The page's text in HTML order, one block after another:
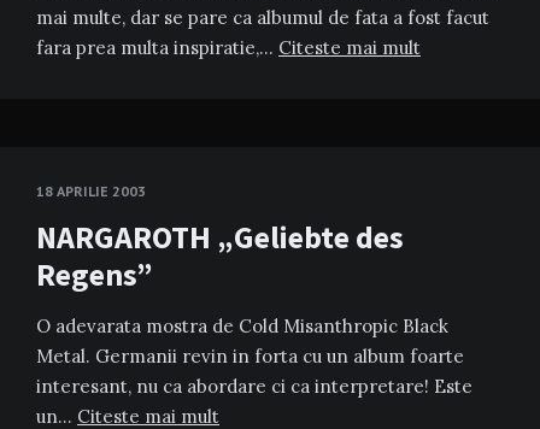
mai multe, dar se pare ca albumul de fata a fost facut
fara prea multa inspiratie,… Citeste mai mult
18 APRILIE 2003
NARGAROTH „Geliebte des
Regens”
O adevarata mostra de Cold Misanthropic Black
Metal. Germanii revin in forta cu un album foarte
interesant, nu ca abordare ci ca interpretare! Este
un… Citeste mai mult